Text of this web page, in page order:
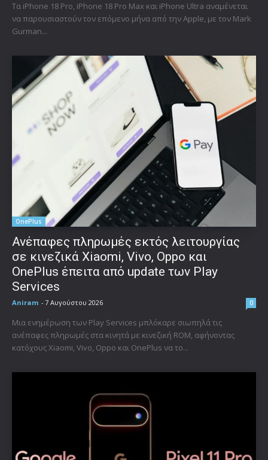
Τα iPhone 18 Pro, iPhone 18 Pro Max και iPhone Ultra αναμένεται
να παρουσιαστούν τον επόμενο μήνα από την Apple, με τον Mark
Gurman...
OnePlus
Ανέπαφες πληρωμές εκτός λειτουργίας
σε κινεζικά Xiaomi, Vivo, Oppo και
OnePlus έπειτα από update των Play
Services
Aniram - 7 Αυγούστου 2026 0
Μια ενημέρωση των Play Services μπλόκαρε σιωπηλά τις
ανέπαφες πληρωμές στα κινητά με κινεζική ROM, αφήνοντας
κατόχους Xiaomi, Vivo, Oppo και OnePlus να το...